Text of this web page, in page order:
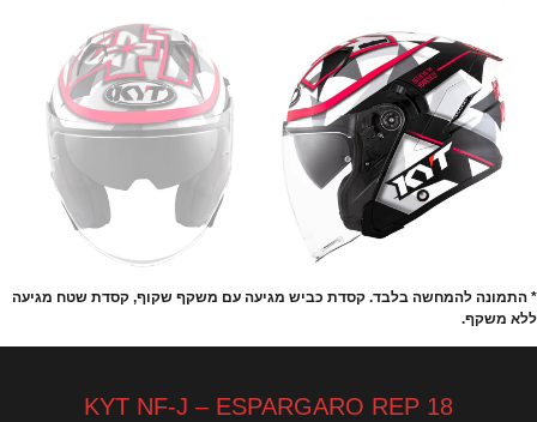
* התמונה להמחשה בלבד. קסדת כביש מגיעה עם משקף שקוף, קסדת שטח מגיעה
ללא משקף.
KYT NF-J – ESPARGARO REP 18